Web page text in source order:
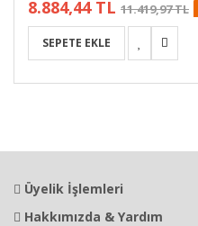
8.884,44 TL 11.419,97 TL
Üyelik İşlemleri
Hakkımızda & Yardım